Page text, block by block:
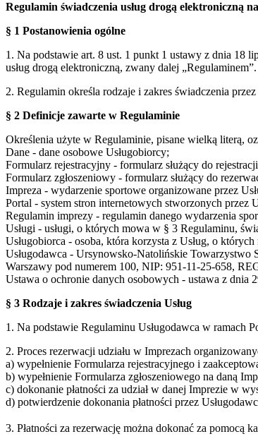
Regulamin świadczenia usług drogą elektroniczną
§ 1 Postanowienia ogólne
1. Na podstawie art. 8 ust. 1 punkt 1 ustawy z dnia 18
usług drogą elektroniczną, zwany dalej „Regulaminem”.
2. Regulamin określa rodzaje i zakres świadczenia
§ 2 Definicje zawarte w Regulaminie
Określenia użyte w Regulaminie, pisane wielką literą,
Dane - dane osobowe Usługobiorcy;
Formularz rejestracyjny - formularz służący do
Formularz zgłoszeniowy - formularz służący do
Impreza - wydarzenie sportowe organizowane przez
Portal - system stron internetowych stworzonych przez
Regulamin imprezy - regulamin danego wydarzenia
Usługi - usługi, o których mowa w § 3 Regulaminu,
Usługobiorca - osoba, która korzysta z Usług, o
Usługodawca - Ursynowsko-Natolińskie Towarzystwo
Warszawy pod numerem 100, NIP: 951-11-25-658,
Ustawa o ochronie danych osobowych - ustawa z dnia
§ 3 Rodzaje i zakres świadczenia Usług
1. Na podstawie Regulaminu Usługodawca w ramach
2. Proces rezerwacji udziału w Imprezach
a) wypełnienie Formularza rejestracyjnego i
b) wypełnienie Formularza zgłoszeniowego na daną
c) dokonanie płatności za udział w danej Imprezie w
d) potwierdzenie dokonania płatności przez
3. Płatności za rezerwację można dokonać za pomocą